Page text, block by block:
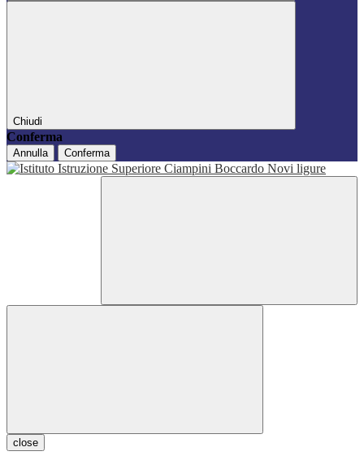
Chiudi
Conferma
Annulla Conferma
close